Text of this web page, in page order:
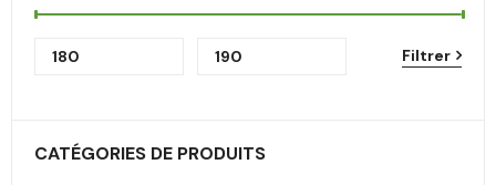
Filtrer
CATÉGORIES DE PRODUITS